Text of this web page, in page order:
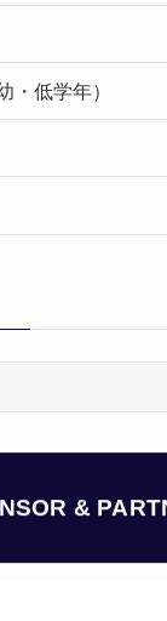
・低学年）
&